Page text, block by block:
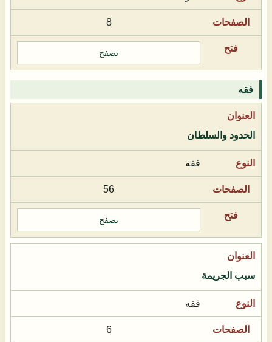
8
تصفح
فقه
الحدود والسلطان
فقه
56
تصفح
سبب الجريمة
فقه
6